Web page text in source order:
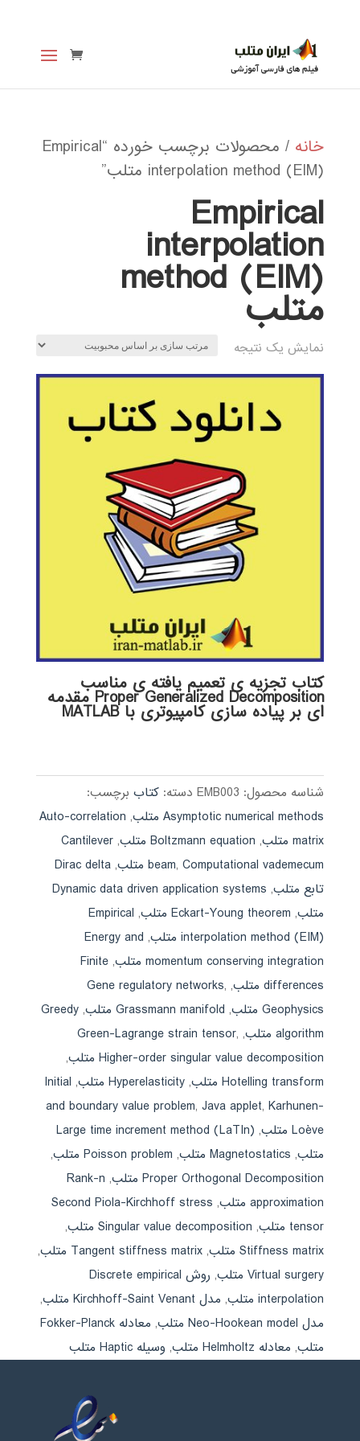
خانه
/ محصولات برچسب خورده “Empirical
interpolation method (EIM) متلب”
Empirical
interpolation
method (EIM)
متلب
نمایش یک نتیجه
کتاب تجزیه ی تعمیم یافته ی مناسب
Proper Generalized Decomposition مقدمه
ای بر پیاده سازی کامپیوتری با MATLAB
شناسه محصول: EMB003 دسته: کتاب برچسب:
Asymptotic numerical methods متلب
,
Auto-correlation
matrix متلب
, Boltzmann equation متلب ,
Cantilever
beam,Computational vademecum متلب ,
Dirac delta
تابع متلب,
Dynamic data driven application systems
متلب, Eckart-Young theorem متلب ,
Empirical
interpolation method (EIM) متلب
,
Energy and
momentum conserving integration متلب
,
Finite
differences متلب
,
Gene regulatory networks,
Geophysics متلب
, Grassmann manifold متلب ,
Greedy
algorithm متلب
,
Green-Lagrange strain tensor,
Higher-order singular value decomposition متلب
,
Hotelling transform متلب
, Hyperelasticity متلب ,
Initial
and boundary value problem,Java applet,Karhunen-
Loève متلب
,
Large time increment method (LaTIn)
متلب, Magnetostatics متلب , Poisson problem متلب
,
Proper Orthogonal Decomposition متلب
,
Rank-n
approximation متلب
,
Second Piola-Kirchhoff stress
tensor متلب
, Singular value decomposition متلب
,
Stiffness matrix متلب
, Tangent stiffness matrix متلب
,
Virtual surgery متلب
,
روش Discrete empirical
interpolation متلب
, مدل Kirchhoff-Saint Venant متلب
,
مدل Neo-Hookean model متلب
,
معادله Fokker-Planck
متلب, معادله Helmholtz متلب , وسیله Haptic متلب